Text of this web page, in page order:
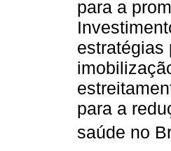
para a
estratégias
para a
saúde no